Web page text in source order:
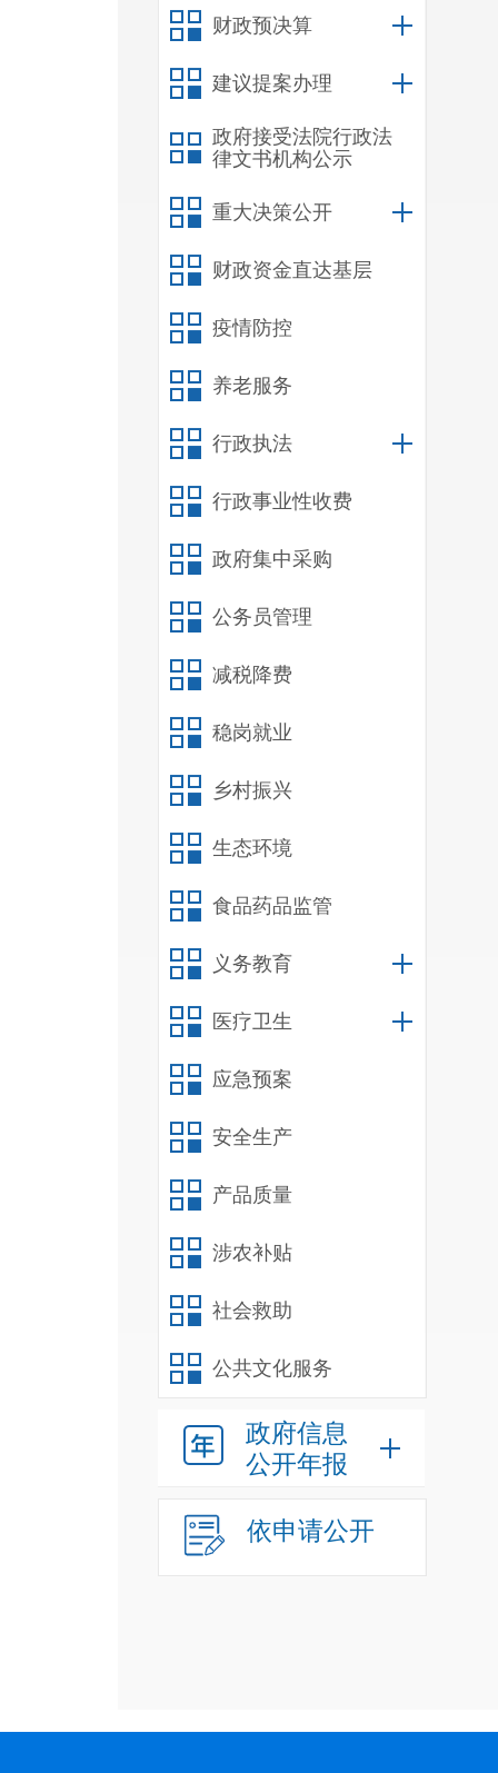
财政预决算
建议提案办理
政府接受法院行政法
律文书机构公示
重大决策公开
财政资金直达基层
疫情防控
养老服务
行政执法
行政事业性收费
政府集中采购
公务员管理
减税降费
稳岗就业
乡村振兴
生态环境
食品药品监管
义务教育
医疗卫生
应急预案
安全生产
产品质量
涉农补贴
社会救助
公共文化服务
政府信息
公开年报
依申请公开